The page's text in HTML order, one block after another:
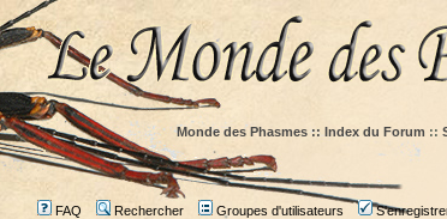
Monde des Phasmes :: Index du Forum ::
FAQ Rechercher Groupes d'utilisateurs